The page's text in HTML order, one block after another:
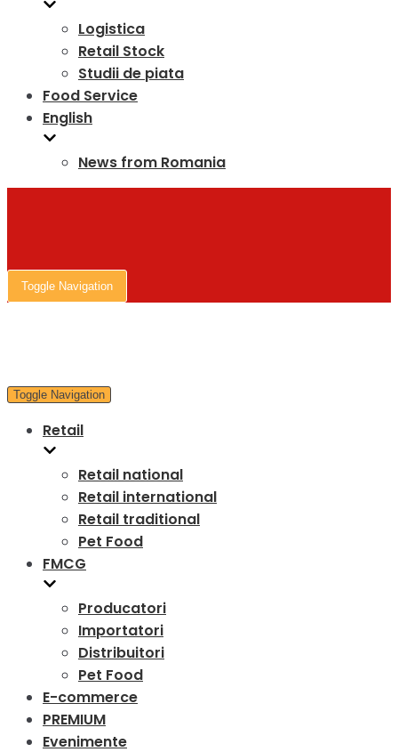
Logistica
Retail Stock
Studii de piata
Food Service
English
News from Romania
Toggle Navigation
Toggle Navigation
Retail
Retail national
Retail international
Retail traditional
Pet Food
FMCG
Producatori
Importatori
Distribuitori
Pet Food
E-commerce
PREMIUM
Evenimente